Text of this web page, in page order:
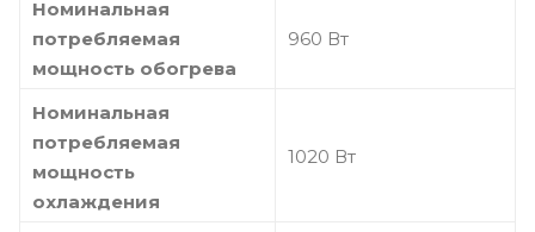
Номинальная
потребляемая
мощность обогрева
960 Вт
Номинальная
потребляемая
мощность
охлаждения
1020 Вт